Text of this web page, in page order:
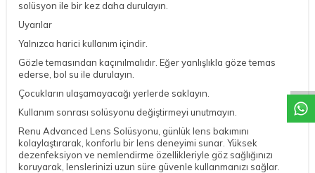
solüsyon ile bir kez daha durulayın.
Uyarılar
Yalnızca harici kullanım içindir.
Gözle temasından kaçınılmalıdır. Eğer yanlışlıkla göze temas
ederse, bol su ile durulayın.
Çocukların ulaşamayacağı yerlerde saklayın.
Kullanım sonrası solüsyonu değiştirmeyi unutmayın.
Renu Advanced Lens Solüsyonu, günlük lens bakımını
kolaylaştırarak, konforlu bir lens deneyimi sunar. Yüksek
dezenfeksiyon ve nemlendirme özellikleriyle göz sağlığınızı
koruyarak, lenslerinizi uzun süre güvenle kullanmanızı sağlar.